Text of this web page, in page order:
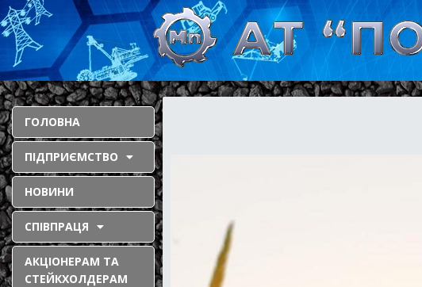
ГОЛОВНА
ПІДПРИЄМСТВО
НОВИНИ
СПІВПРАЦЯ
АКЦІОНЕРАМ ТА
СТЕЙКХОЛДЕРАМ